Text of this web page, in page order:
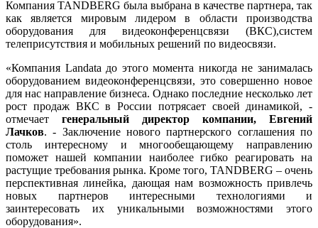
Компания TANDBERG была выбрана в качестве партнера, так
как является мировым лидером в области производства
оборудования для видеоконференцсвязи (ВКС),систем
телеприсутствия и мобильных решений по видеосвязи.
«Компания Landata до этого момента никогда не занималась
оборудованием видеоконференцсвязи, это совершенно новое
для нас направление бизнеса. Однако последние несколько лет
рост продаж ВКС в России потрясает своей динамикой, -
отмечает генеральный директор компании, Евгений
Лачков. - Заключение нового партнерского соглашения по
столь интересному и многообещающему направлению
поможет нашей компании наиболее гибко реагировать на
растущие требования рынка. Кроме того, TANDBERG – очень
перспективная линейка, дающая нам возможность привлечь
новых партнеров интересными технологиями и
заинтересовать их уникальными возможностями этого
оборудования».